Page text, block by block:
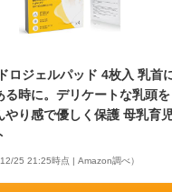
ロジェルパッド 4枚入 乳首
る時に。デリケートな乳頭
やり感で優しく保護 母乳育
12/25 21:25時点 | Amazon調べ）